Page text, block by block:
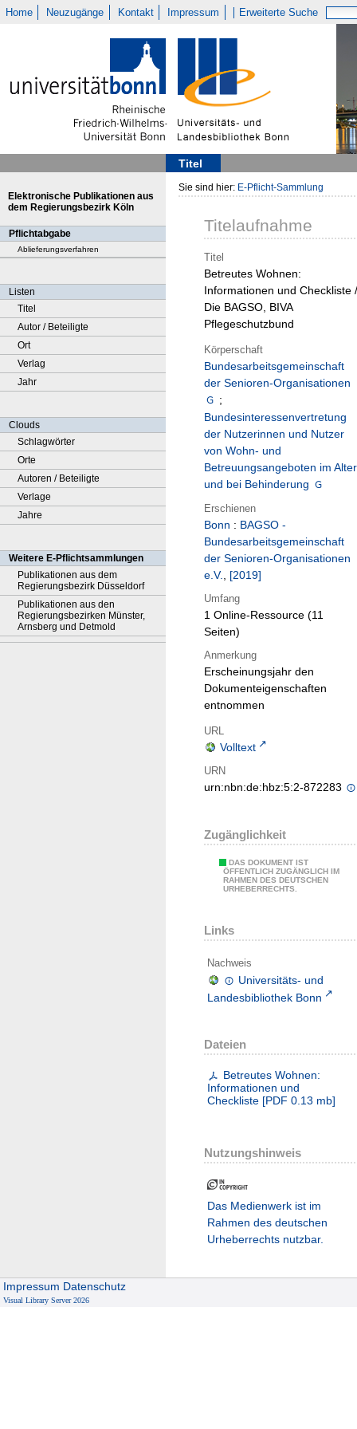
Home Neuzugänge Kontakt Impressum Erweiterte Suche
Titel
Elektronische Publikationen aus
dem Regierungsbezirk Köln
Pflichtabgabe
Ablieferungsverfahren
Listen
Titel
Autor / Beteiligte
Ort
Verlag
Jahr
Clouds
Schlagwörter
Orte
Autoren / Beteiligte
Verlage
Jahre
Weitere E-Pflichtsammlungen
Publikationen aus dem
Regierungsbezirk Düsseldorf
Publikationen aus den
Regierungsbezirken Münster,
Arnsberg und Detmold
Sie sind hier: E-Pflicht-Sammlung
Titelaufnahme
Titel
Betreutes Wohnen:
Informationen und Checkliste /
Die BAGSO, BIVA
Pflegeschutzbund
Körperschaft
Bundesarbeitsgemeinschaft
der Senioren-Organisationen
;
Bundesinteressenvertretung
der Nutzerinnen und Nutzer
von Wohn- und
Betreuungsangeboten im Alter
und bei Behinderung
Erschienen
Bonn : BAGSO -
Bundesarbeitsgemeinschaft
der Senioren-Organisationen
e.V., [2019]
Umfang
1 Online-Ressource (11
Seiten)
Anmerkung
Erscheinungsjahr den
Dokumenteigenschaften
entnommen
URL
Volltext
URN
urn:nbn:de:hbz:5:2-872283
Zugänglichkeit
DAS DOKUMENT IST
ÖFFENTLICH ZUGÄNGLICH IM
RAHMEN DES DEUTSCHEN
URHEBERRECHTS.
Links
Nachweis
Universitäts- und
Landesbibliothek Bonn
Dateien
Betreutes Wohnen:
Informationen und
Checkliste [PDF 0.13 mb]
Nutzungshinweis
Das Medienwerk ist im
Rahmen des deutschen
Urheberrechts nutzbar.
Impressum Datenschutz
Visual Library Server 2026